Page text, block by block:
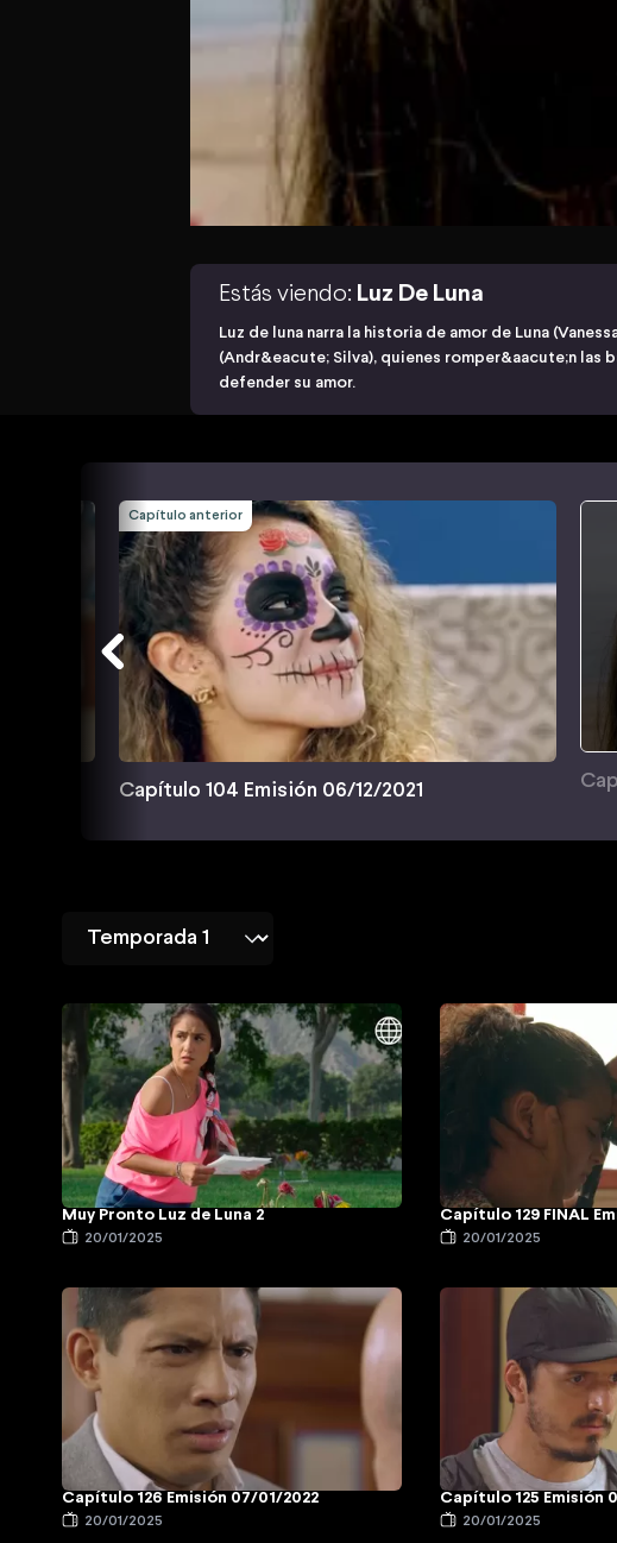
Estás viendo: Luz De Luna
Luz de luna narra la historia de amor de Luna
(Andr&eacute; Silva), quienes romper&aacute;n las
defender su amor.
Capítulo anterior
Capítulo 104 Emisión 06/12/2021
Muy Pronto Luz de Luna 2
20/01/2025
Capítulo 129 FINAL
20/01/2025
Capítulo 126 Emisión 07/01/2022
20/01/2025
Capítulo 125 Emisión
20/01/2025